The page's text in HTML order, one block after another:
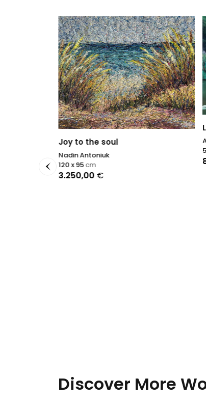
Joy to the soul
Nadin Antoniuk
3.250,00 €
120 x 95cm
Discover More